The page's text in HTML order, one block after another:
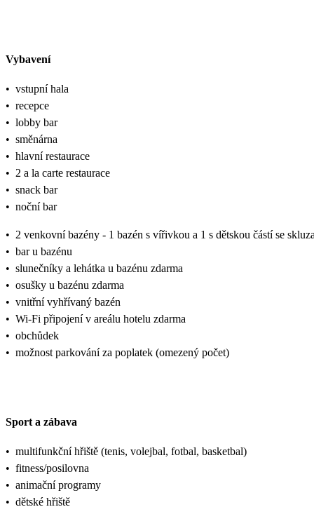
Vybavení
• vstupní hala
• recepce
• lobby bar
• směnárna
• hlavní restaurace
• 2 a la carte restaurace
• snack bar
• noční bar
• 2 venkovní bazény - 1 bazén s vířivkou a 1 s dětskou částí se
• bar u bazénu
• slunečníky a lehátka u bazénu zdarma
• osušky u bazénu zdarma
• vnitřní vyhřívaný bazén
• Wi-Fi připojení v areálu hotelu zdarma
• obchůdek
• možnost parkování za poplatek (omezený počet)
Sport a zábava
• multifunkční hřiště (tenis, volejbal, fotbal, basketbal)
• fitness/posilovna
• animační programy
• dětské hřiště